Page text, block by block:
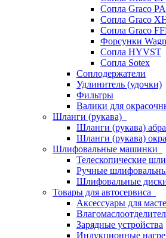
Сопла Graco
Сопла Graco
Сопла Graco
Форсунки
Сопла HYVST
Сопла Sotex
Соплодержатели
Удлинитель (удочки)
Фильтры
Валики для
Шланги (рукава)
Шланги (рукава)
Шланги (рукава)
Шлифовальные машинки
Телескопические
Ручные
Шлифовальные
Товары для автосервиса
Аксессуары для
Зарядные устройства
Индукционные